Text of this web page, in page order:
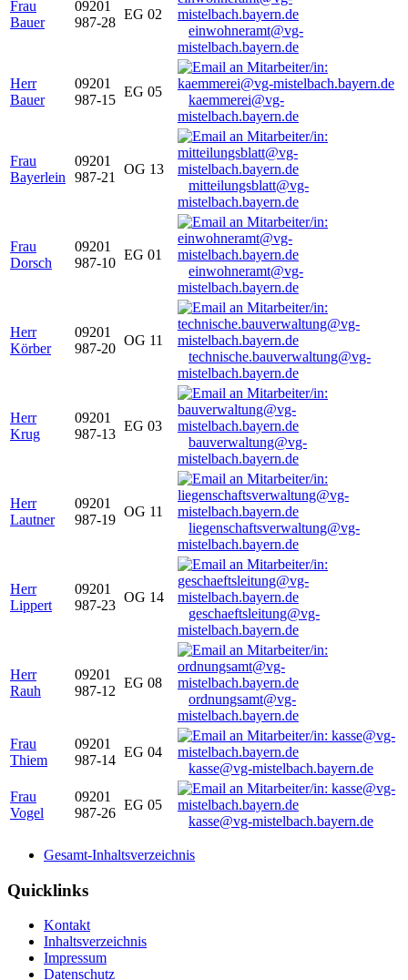
Frau
Bauer
09201
987-28
EG 02
einwohneramt@vg-
mistelbach.bayern.de
Herr
Bauer
09201
987-15
EG 05
kaemmerei@vg-
mistelbach.bayern.de
Frau
Bayerlein
09201
987-21
OG 13
mitteilungsblatt@vg-
mistelbach.bayern.de
Frau
Dorsch
09201
987-10
EG 01
einwohneramt@vg-
mistelbach.bayern.de
Herr
Körber
09201
987-20
OG 11
technische.bauverwaltung@vg-
mistelbach.bayern.de
Herr
Krug
09201
987-13
EG 03
bauverwaltung@vg-
mistelbach.bayern.de
Herr
Lautner
09201
987-19
OG 11
liegenschaftsverwaltung@vg-
mistelbach.bayern.de
Herr
Lippert
09201
987-23
OG 14
geschaeftsleitung@vg-
mistelbach.bayern.de
Herr
Rauh
09201
987-12
EG 08
ordnungsamt@vg-
mistelbach.bayern.de
Frau
Thiem
09201
987-14
EG 04
kasse@vg-mistelbach.bayern.de
Frau
Vogel
09201
987-26
EG 05
kasse@vg-mistelbach.bayern.de
Gesamt-Inhaltsverzeichnis
Quicklinks
Kontakt
Inhaltsverzeichnis
Impressum
Datenschutz